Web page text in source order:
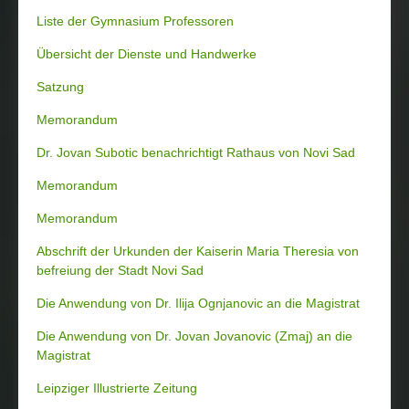
Liste der Gymnasium Professoren
Übersicht der Dienste und Handwerke
Satzung
Memorandum
Dr. Jovan Subotic benachrichtigt Rathaus von Novi Sad
Memorandum
Memorandum
Abschrift der Urkunden der Kaiserin Maria Theresia von
befreiung der Stadt Novi Sad
Die Anwendung von Dr. Ilija Ognjanovic an die Magistrat
Die Anwendung von Dr. Jovan Jovanovic (Zmaj) an die
Magistrat
Leipziger Illustrierte Zeitung